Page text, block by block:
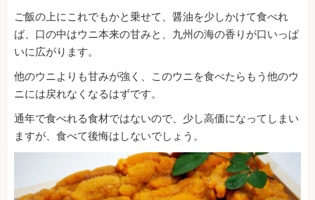
ご飯の上にこれでもかと乗せて、醤油を少しかけて食べれ
ば、口の中はウニ本来の甘みと、九州の海の香りが口いっぱ
いに広がります。
他のウニよりも甘みが強く、このウニを食べたらもう他のウ
ニには戻れなくなるはずです。
通年で食べれる食材ではないので、少し高価になってしまい
ますが、食べて後悔はしないでしょう。